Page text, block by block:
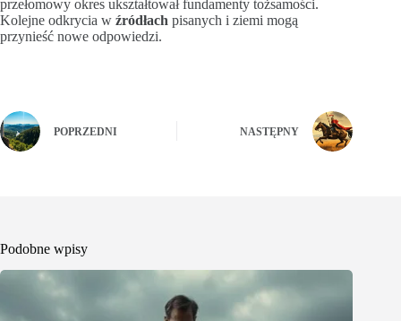
przełomowy okres ukształtował fundamenty tożsamości.
Kolejne odkrycia w źródłach pisanych i ziemi mogą
przynieść nowe odpowiedzi.
POPRZEDNI NASTĘPNY
Podobne wpisy